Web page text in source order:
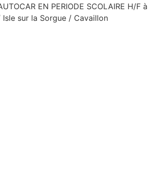
EN PERIODE SCOLAIRE H/F à
sur la Sorgue / Cavaillon